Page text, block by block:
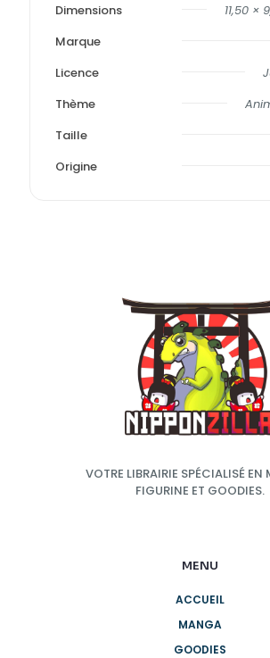
Dimensions
11,50 ×
Marque
Licence
Thème
Taille
Origine
VOTRE LIBRAIRIE SPÉCIALISÉ
FIGURINE ET GOODIES.
MENU
ACCUEIL
MANGA
GOODIES